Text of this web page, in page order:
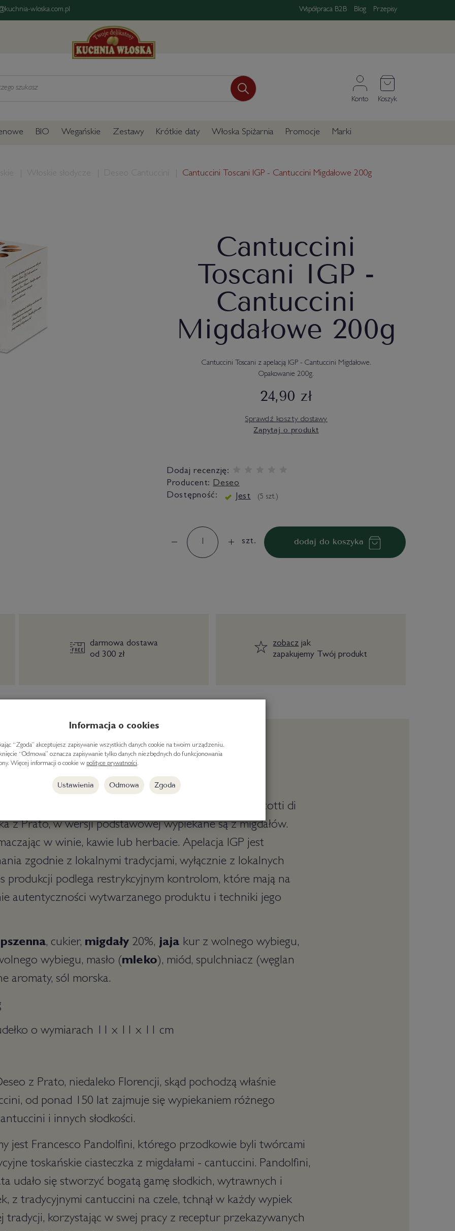
wloska.com.pl Współpraca B2B Blog Przepisy
Konto Koszyk
BIO Wegańskie Zestawy Krótkie daty Włoska Spiżarnia Promocje Marki
Włoskie słodycze Deseo Cantuccini Cantuccini Toscani IGP - Cantuccini Migdałowe 200g
Cantuccini
Toscani IGP -
Cantuccini
Migdałowe 200g
Cantuccini Toscani z apelacją IGP - Cantuccini Migdałowe.
Opakowanie 200g.
24,90 zł
Sprawdź koszty dostawy
Zapytaj o produkt
Dodaj recenzję:
Producent: Deseo
Dostępność:
Jest (5 szt.)
szt. dodaj do koszyka
darmowa dostawa
od 300 zł
zobaczjak
zapakujemy Twój produkt
z apelacją IGP - Cantuccini Migdałowe
ciasteczka z Toskanii, zwane także często "biscotti di
z Prato, w wersji podstawowej wypiekane są z migdałów.
w winie, kawie lub herbacie. Apelacja IGP jest
zgodnie z lokalnymi tradycjami, wyłącznie z lokalnych
produkcji podlega restrykcyjnym kontrolom, które mają na
autentyczności wytwarzanego produktu i techniki jego
, cukier, migdały 20%, jaja kur z wolnego wybiegu,
wybiegu, masło (mleko), miód, spulchniacz (węglan
aromaty, sól morska.
o wymiarach 11 x 11 x 11 cm
z Prato, niedaleko Florencji, skąd pochodzą właśnie
od ponad 150 lat zajmuje się wypiekaniem różnego
i innych słodkości.
jest Francesco Pandolfini, którego przodkowie byli twórcami
toskańskie ciasteczka z migdałami - cantuccini. Pandolfini,
udało się stworzyć bogatą gamę słodkich, wytrawnych i
z tradycyjnymi cantuccini na czele, tchnął w każdy wypiek
tradycji, korzystając w swej pracy z receptur przekazywanych
Informacja o cookies
“Zgoda” akceptujesz zapisywanie wszystkich danych cookie na twoim urządzeniu.
“Odmowa” oznacza zapisywanie tylko danych niezbędnych do funkcjonowania
Więcej informacji o cookie w polityce prywatności.
Ustawienia Odmowa Zgoda